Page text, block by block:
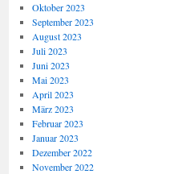
Oktober 2023
September 2023
August 2023
Juli 2023
Juni 2023
Mai 2023
April 2023
März 2023
Februar 2023
Januar 2023
Dezember 2022
November 2022